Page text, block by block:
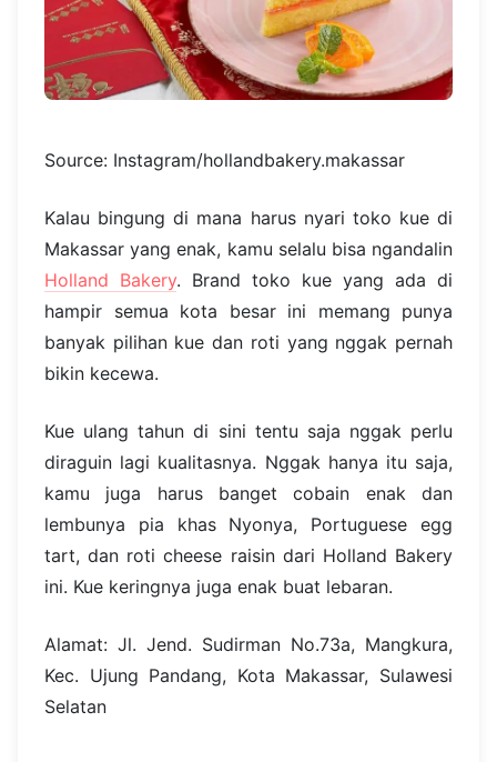
Source: Instagram/hollandbakery.makassar
Kalau bingung di mana harus nyari toko kue di
Makassar yang enak, kamu selalu bisa ngandalin
Holland Bakery. Brand toko kue yang ada di
hampir semua kota besar ini memang punya
banyak pilihan kue dan roti yang nggak pernah
bikin kecewa.
Kue ulang tahun di sini tentu saja nggak perlu
diraguin lagi kualitasnya. Nggak hanya itu saja,
kamu juga harus banget cobain enak dan
lembunya pia khas Nyonya, Portuguese egg
tart, dan roti cheese raisin dari Holland Bakery
ini. Kue keringnya juga enak buat lebaran.
Alamat: Jl. Jend. Sudirman No.73a, Mangkura,
Kec. Ujung Pandang, Kota Makassar, Sulawesi
Selatan